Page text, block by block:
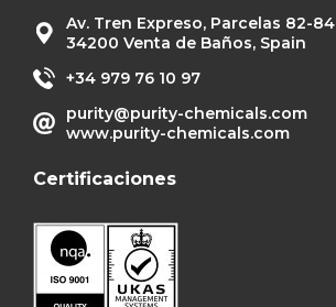
Av. Tren Expreso, Parcelas 82-84
34200 Venta de Baños, Spain
+34 979 76 10 97
purity@purity-chemicals.com
www.purity-chemicals.com
Certificaciones